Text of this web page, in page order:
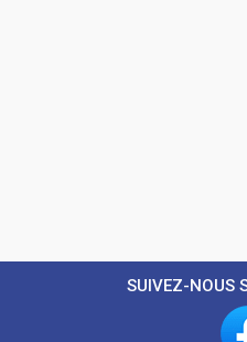
SUIVEZ-NOUS